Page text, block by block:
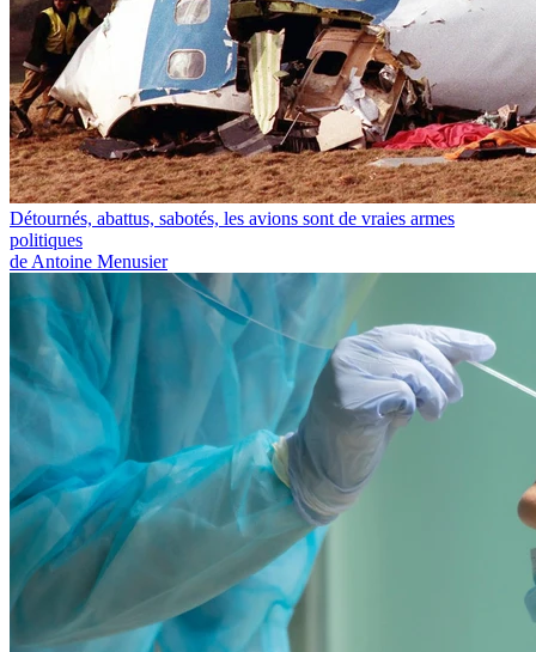
Détournés, abattus, sabotés, les avions sont de vraies armes
politiques
de Antoine Menusier